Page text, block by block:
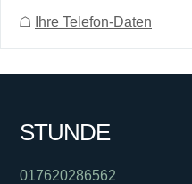
☖ Ihre Telefon-Daten
STUNDE
017620286562